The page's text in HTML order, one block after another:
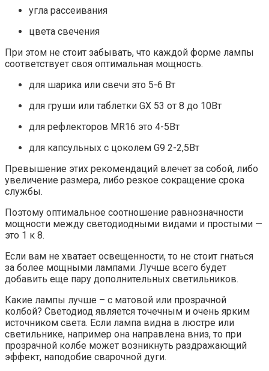
угла рассеивания
цвета свечения
При этом не стоит забывать, что каждой форме лампы
соответствует своя оптимальная мощность.
для шарика или свечи это 5-6 Вт
для груши или таблетки GX 53 от 8 до 10Вт
для рефлекторов MR16 это 4-5Вт
для капсульных с цоколем G9 2-2,5Вт
Превышение этих рекомендаций влечет за собой, либо
увеличение размера, либо резкое сокращение срока
службы.
Поэтому оптимальное соотношение равнозначности
мощности между светодиодными видами и простыми —
это 1 к 8.
Если вам не хватает освещенности, то не стоит гнаться
за более мощными лампами. Лучше всего будет
добавить еще пару дополнительных светильников.
Какие лампы лучше – с матовой или прозрачной
колбой? Светодиод является точечным и очень ярким
источником света. Если лампа видна в люстре или
светильнике, например она направлена вниз, то при
прозрачной колбе может возникнуть раздражающий
эффект, наподобие сварочной дуги.